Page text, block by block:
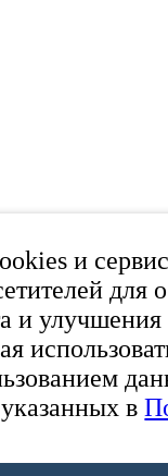
и
для
и улучшения
в